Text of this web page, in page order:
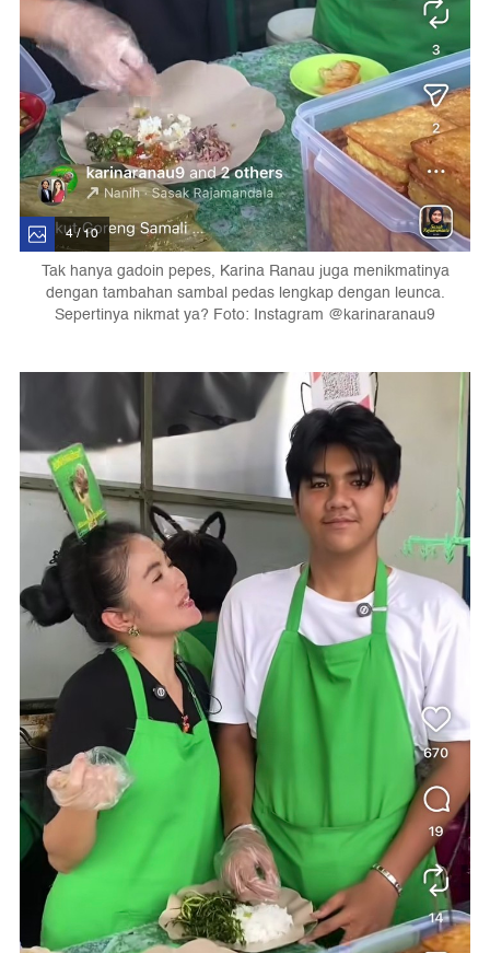
4 / 10
Tak hanya gadoin pepes, Karina Ranau juga menikmatinya
dengan tambahan sambal pedas lengkap dengan leunca.
Sepertinya nikmat ya? Foto: Instagram @karinaranau9